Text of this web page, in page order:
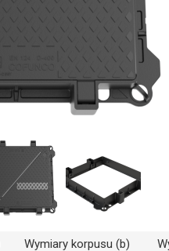
Wymiary korpusu (b)